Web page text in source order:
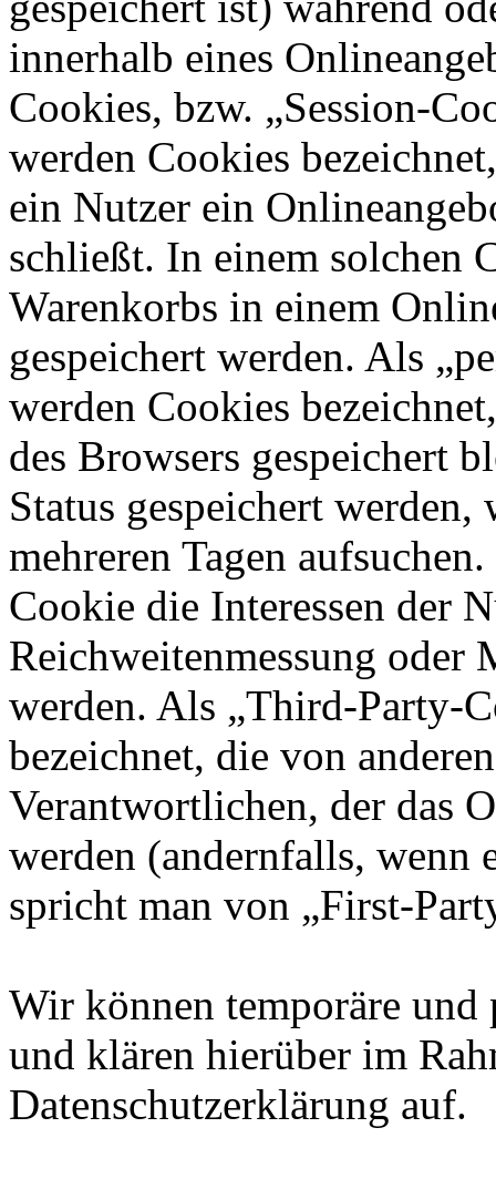
innerhalb eines
Cookies, bzw. „Session-
werden Cookies
ein Nutzer ein
schließt. In einem solchen
Warenkorbs in einem
gespeichert werden. Als
werden Cookies
des Browsers gespeichert
Status gespeichert
mehreren Tagen
Cookie die Interessen der
Reichweitenmessung oder
werden. Als „Third-Party-
bezeichnet, die von
Verantwortlichen, der das
werden (andernfalls, wenn
spricht man von „First-
Wir können temporäre und
und klären hierüber im
Datenschutzerklärung auf.